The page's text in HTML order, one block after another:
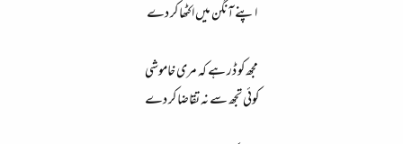
اپنے آنگن میں اکٹھا کر دے
مجھ کو ڈر ہے کہ مری خاموشی
کوئی تجھ سے نہ تقاضا کر دے